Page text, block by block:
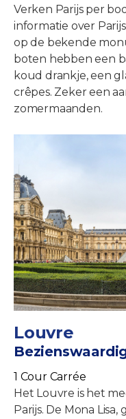
Verken Parijs per
informatie over
op de bekende
boten hebben een
koud drankje, een
crêpes. Zeker een
zomermaanden.
Louvre
1 Cour Carrée
Het Louvre is het
Parijs. De Mona